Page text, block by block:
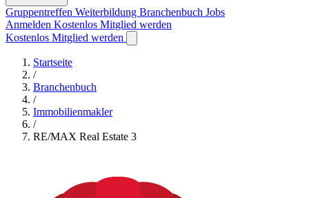
Gruppentreffen Weiterbildung Branchenbuch Jobs
Anmelden Kostenlos Mitglied werden
Kostenlos Mitglied werden
Startseite
/
Branchenbuch
/
Immobilienmakler
/
RE/MAX Real Estate 3